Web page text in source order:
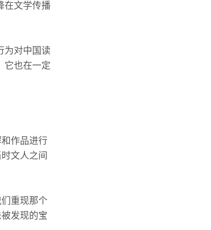
在文学传播
为对中国读
它也在一定
作品进行
文人之间
重现那个
发现的宝